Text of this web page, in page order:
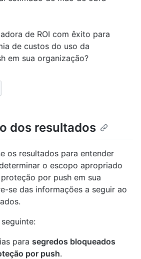
de ROI com êxito para
de custos do uso da
em sua organização?
dos resultados
os resultados para entender
o escopo apropriado
por push em sua
se das informações a seguir ao
para segredos bloqueados
por push.